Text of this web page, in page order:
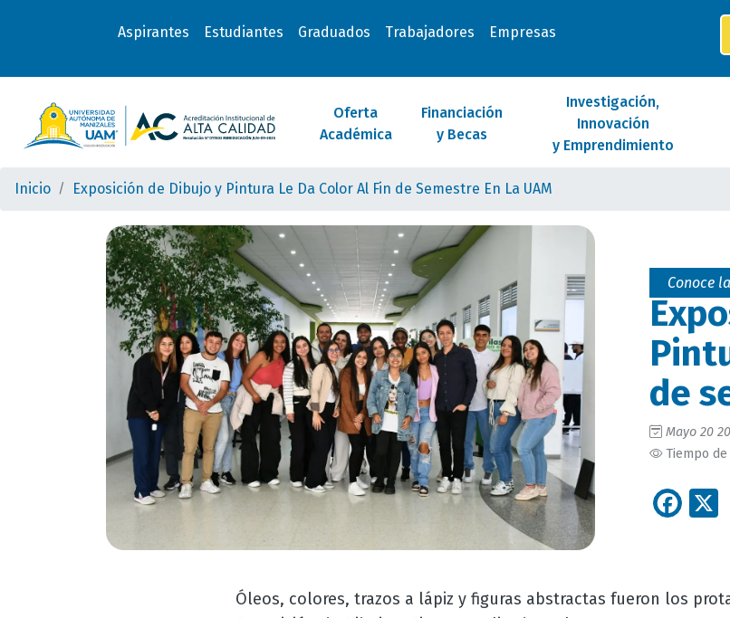
Aspirantes Estudiantes Graduados Trabajadores Empresas
Oferta
Académica
Financiación
y Becas
Investigación,
Innovación
y Emprendimiento
Inicio Exposición de Dibujo y Pintura Le Da Color Al Fin de Semestre En La UAM
Conoce
de
Mayo 20
Tiempo de
Óleos, colores, trazos a lápiz y figuras abstractas fueron los